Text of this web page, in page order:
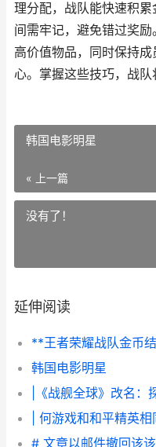
理分配，战队能快速积
间需牢记，避免错过奖
高价值物品，同时保持
心。掌握这些技巧，战队
韩国电影明星
« 上一篇
没有了！
延伸阅读
**王者荣耀战队金币
韩国电影明星
|《战舰全球》改名：
| 何游戏和和平精英相
# 文章以邮件撤回该